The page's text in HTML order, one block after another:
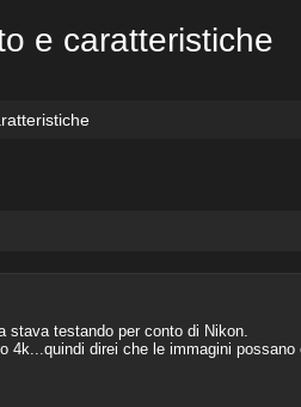
e caratteristiche
testando per conto di Nikon.
direi che le immagini possano